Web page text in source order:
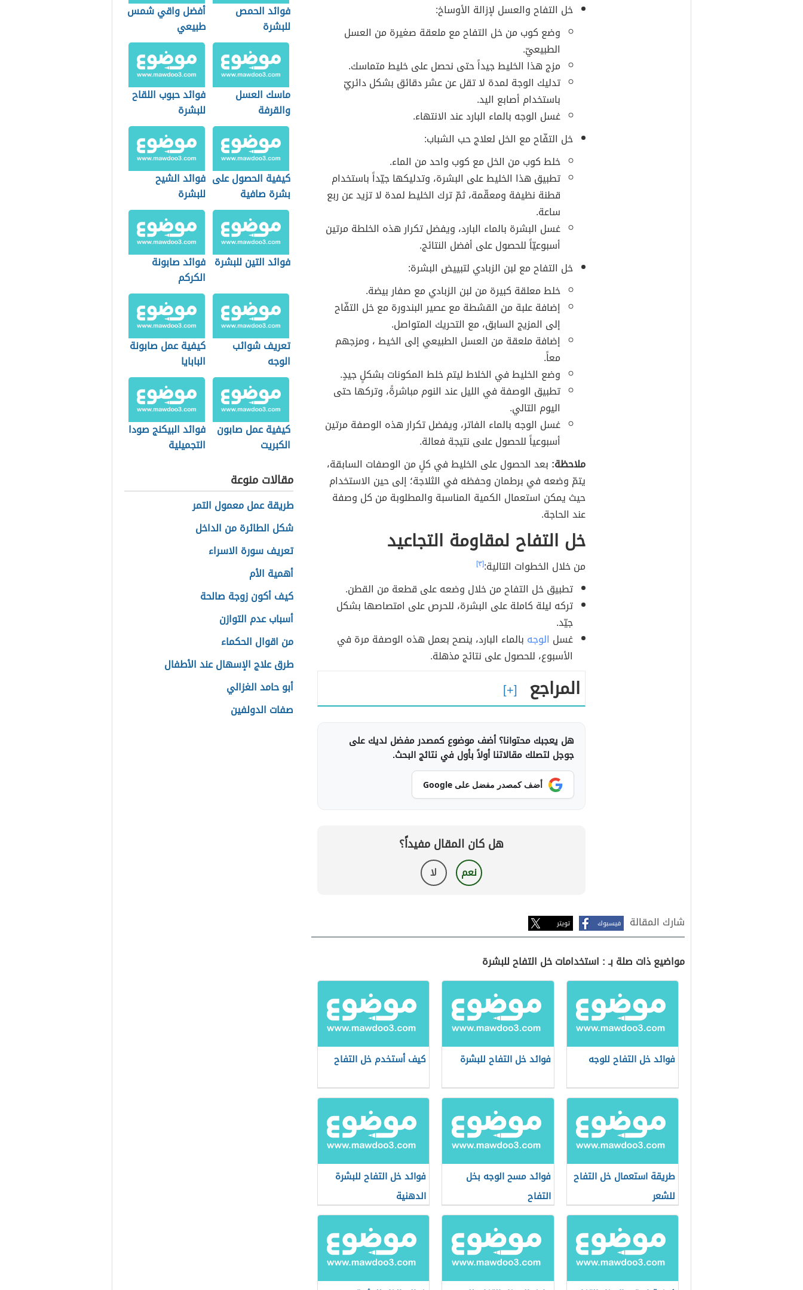
خل التفاح والعسل لإزالة الأوساخ:
وضع كوب من خل التفاح مع ملعقة صغيرة من العسل
الطبيعيّ.
مزج هذا الخليط جيداً حتى نحصل على خليط متماسك.
تدليك الوجة لمدة لا تقل عن عشر دقائق بشكل دائريّ
باستخدام أصابع اليد.
غسل الوجه بالماء البارد عند الانتهاء.
خل التفّاح مع الخل لعلاج حب الشباب:
خلط كوب من الخل مع كوب واحد من الماء.
تطبيق هذا الخليط على البشرة، وتدليكها جيّداً باستخدام
قطنة نظيفة ومعقّمة، ثمّ ترك الخليط لمدة لا تزيد عن ربع
ساعة.
غسل البشرة بالماء البارد، ويفضل تكرار هذه الخلطة مرتين
أسبوعيّاً للحصول على أفضل النتائج.
خل التفاح مع لبن الزبادي لتبييض البشرة:
خلط معلقة كبيرة من لبن الزبادي مع صفار بيضة.
إضافة علبة من القشطة مع عصير البندورة مع خل التفّاح
إلى المزيج السابق، مع التحريك المتواصل.
إضافة ملعقة من العسل الطبيعي إلى الخيط ، ومزجهم
معاً.
وضع الخليط في الخلاط ليتم خلط المكونات بشكلٍ جيدٍ.
تطبيق الوصفة في الليل عند النوم مباشرةً، وتركها حتى
اليوم التالي.
غسل الوجه بالماء الفاتر، ويفضل تكرار هذه الوصفة مرتين
أسبوعياً للحصول علىى نتيجة فعالة.
ملاحظة: بعد الحصول على الخليط في كلٍ من الوصفات السابقة،
يتمّ وضعه في برطمان وحفظه في الثلاجة؛ إلى حين الاستخدام
حيث يمكن استعمال الكمية المناسبة والمطلوبة من كل وصفة
عند الحاجة.
خل التفاح لمقاومة التجاعيد
من خلال الخطوات التالية:[٣]
تطبيق خل التفاح من خلال وضعه على قطعة من القطن.
تركه ليلة كاملة على البشرة، للحرص على امتصاصها بشكل
جيّد.
غسل الوجه بالماء البارد، ينصح بعمل هذه الوصفة مرة في
الأسبوع، للحصول على نتائج مذهلة.
المراجع
هل يعجبك محتوانا؟ أضف موضوع كمصدر مفضل لديك على
جوجل لتصلك مقالاتنا أولاً بأول في نتائج البحث.
أضف كمصدر مفضل على Google
هل كان المقال مفيداً؟
نعم لا
شارك المقالة فيسبوك تويتر
مواضيع ذات صلة بـ : استخدامات خل التفاح للبشرة
فوائد خل التفاح للوجه فوائد خل التفاح للبشرة كيف أستخدم خل التفاح
طريقة استعمال خل التفاح
للشعر
فوائد مسح الوجه بخل
التفاح
فوائد خل التفاح للبشرة
الدهنية
فوائد الحمص
للبشرة
أفضل واقي شمس
طبيعي
ماسك العسل
والقرفة
فوائد حبوب اللقاح
للبشرة
كيفية الحصول على
بشرة صافية
فوائد الشيح
للبشرة
فوائد التين للبشرة فوائد صابونة
الكركم
تعريف شوائب
الوجه
كيفية عمل صابونة
البابايا
كيفية عمل صابون
الكبريت
فوائد البيكنج صودا
التجميلية
مقالات منوعة
طريقة عمل معمول التمر
شكل الطائرة من الداخل
تعريف سورة الاسراء
أهمية الأم
كيف أكون زوجة صالحة
أسباب عدم التوازن
من اقوال الحكماء
طرق علاج الإسهال عند الأطفال
أبو حامد الغزالي
صفات الدولفين